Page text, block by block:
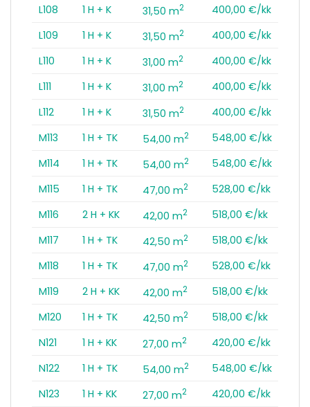
L108
1 H + K 31,50 m2
400,00 €/kk
L109
1 H + K 31,50 m2
400,00 €/kk
L110
1 H + K 31,00 m2
400,00 €/kk
L111
1 H + K 31,00 m2
400,00 €/kk
L112
1 H + K 31,50 m2
400,00 €/kk
M113
1 H + TK 54,00 m2
548,00 €/kk
M114
1 H + TK 54,00 m2
548,00 €/kk
M115
1 H + TK 47,00 m2
528,00 €/kk
M116
2 H + KK 42,00 m2
518,00 €/kk
M117
1 H + TK 42,50 m2
518,00 €/kk
M118
1 H + TK 47,00 m2
528,00 €/kk
M119
2 H + KK 42,00 m2
518,00 €/kk
M120
1 H + TK 42,50 m2
518,00 €/kk
N121
1 H + KK 27,00 m2
420,00 €/kk
N122
1 H + TK 54,00 m2
548,00 €/kk
N123
1 H + KK 27,00 m2
420,00 €/kk